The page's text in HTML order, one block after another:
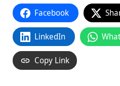
Facebook
LinkedIn
Copy Link